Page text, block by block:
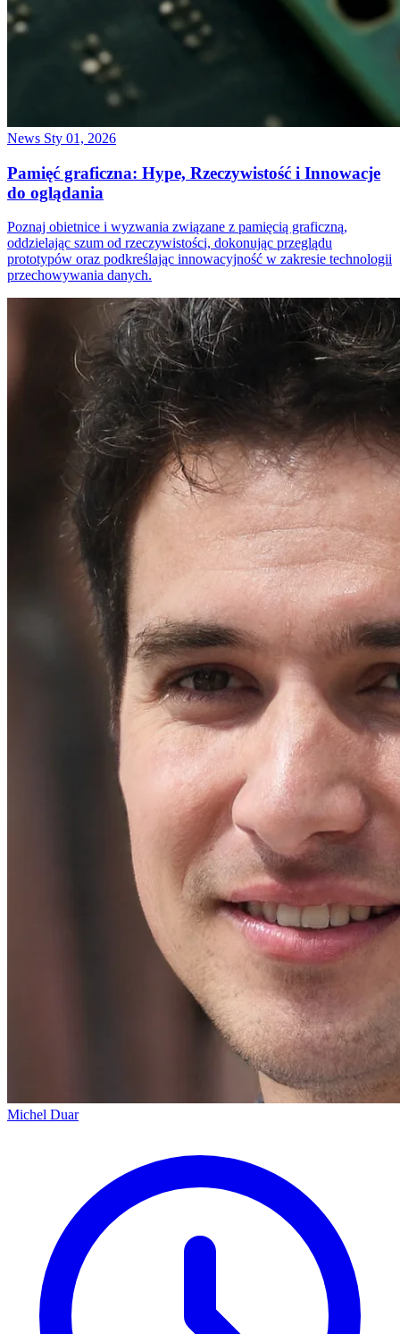
News Sty 01, 2026
Pamięć graficzna: Hype, Rzeczywistość i Innowacje
do oglądania
Poznaj obietnice i wyzwania związane z pamięcią graficzną,
oddzielając szum od rzeczywistości, dokonując przeglądu
prototypów oraz podkreślając innowacyjność w zakresie technologii
przechowywania danych.
Michel Duar